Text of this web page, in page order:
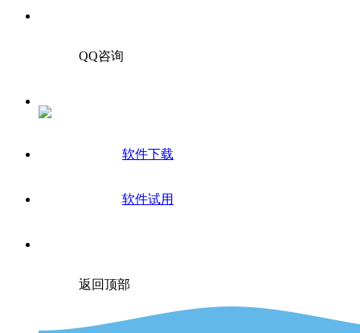
QQ咨询
软件下载
软件试用
返回顶部